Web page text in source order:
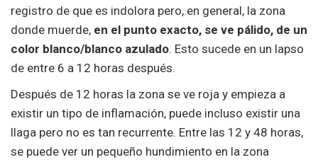
registro de que es indolora pero, en general, la zona
donde muerde, en el punto exacto, se ve pálido, de un
color blanco/blanco azulado. Esto sucede en un lapso
de entre 6 a 12 horas después.
Después de 12 horas la zona se ve roja y empieza a
existir un tipo de inflamación, puede incluso existir una
llaga pero no es tan recurrente. Entre las 12 y 48 horas,
se puede ver un pequeño hundimiento en la zona